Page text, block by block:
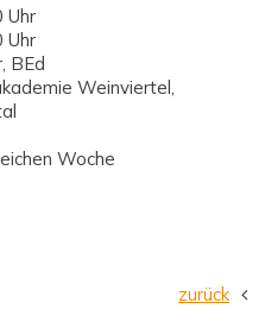
Uhr
Uhr
BEd
Weinviertel,
Woche
zurück